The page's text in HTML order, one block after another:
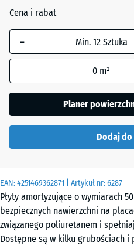
EAN:4251469362871 | Artykuł nr:6287
Płyty amortyzujące o wymiarach
bezpiecznych nawierzchni na
związanego poliuretanem i
Dostępne są w kilku grubościach i
pomidorowy
Zielony
+ 1,70 zł
Wybrany,
niebiesko
obramowany
wymiar jest
obliczenia
zapotrzebowania
(chyba że w
danych produktu
50
x
50
x 3
cm
Cena i rabat
-
0 m²
Planer
Dodaj